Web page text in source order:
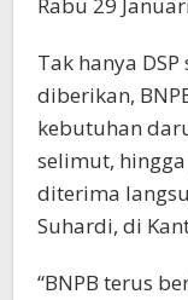
Rabu 29
Tak hanya
diberikan,
kebutuhan
selimut,
diterima
Suhardi, di
“BNPB terus